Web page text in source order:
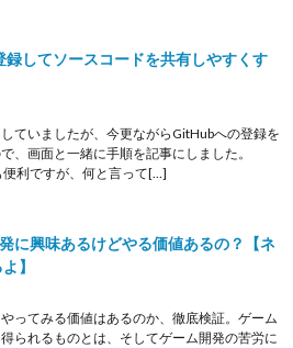
してソースコードを共有しやすくす
ていましたが、今更ながらGitHubへの登録を
、画面と一緒に手順を記事にしました。
便利ですが、何と言って[…]
に興味あるけどやる価値あるの？【ネ
】
ってみる価値はあるのか、徹底検証。ゲーム
られるものとは、そしてゲーム開発の苦労に